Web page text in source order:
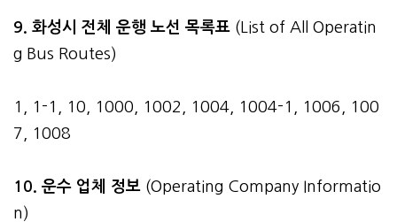
9. 화성시 전체 운행 노선 목록표 (List of All Operatin
g Bus Routes)
1, 1-1, 10, 1000, 1002, 1004, 1004-1, 1006, 100
7, 1008
10. 운수 업체 정보 (Operating Company Informatio
n)